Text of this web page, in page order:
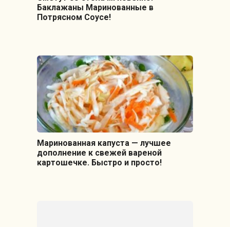
Баклажаны Маринованные в
Потрясном Соусе!
Маринованная капуста — лучшее
дополнение к свежей вареной
картошечке. Быстро и просто!